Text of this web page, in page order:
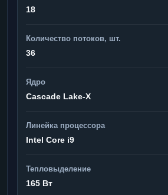
18
Количество потоков, шт.
36
Ядро
Cascade Lake-X
Линейка процессора
Intel Core i9
Тепловыделение
165 Вт